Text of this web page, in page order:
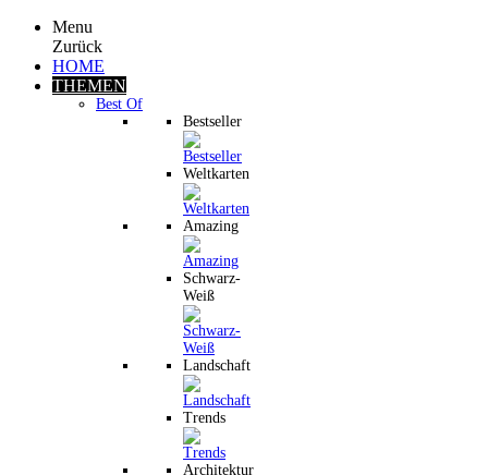
Menu
Zurück
HOME
THEMEN
Best Of
Bestseller
Weltkarten
Amazing
Schwarz-
Weiß
Landschaft
Trends
Architektur